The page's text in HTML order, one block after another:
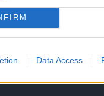
Data Access
åpner Stovner